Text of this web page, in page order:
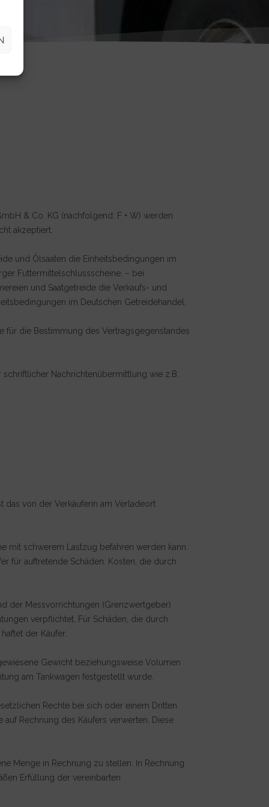
& Co. KG (nachfolgend: F + W) werden
akzeptiert.
und Ölsaaten die Einheitsbedingungen im
Futtermittelschlussscheine, – bei
und Saatgetreide die Verkaufs- und
im Deutschen Getreidehandel.
für die Bestimmung des Vertragsgegenstandes
Nachrichtenübermittlung wie z.B.
von der Verkäuferin am Verladeort
mit schwerem Lastzug befahren werden kann.
für auftretende Schäden. Kosten, die durch
der Messvorrichtungen (Grenzwertgeber)
verpflichtet. Für Schäden, die durch
der Käufer.
Gewicht beziehungsweise Volumen
am Tankwagen festgestellt wurde.
Rechte bei sich oder einem Dritten
Rechnung des Käufers verwerten. Diese
Menge in Rechnung zu stellen. In Rechnung
Erfüllung der vereinbarten